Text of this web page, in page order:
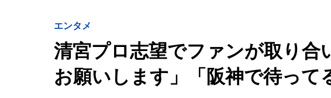
エンタメ
清宮プロ志望でファンが取り
お願いします」「阪神で待って